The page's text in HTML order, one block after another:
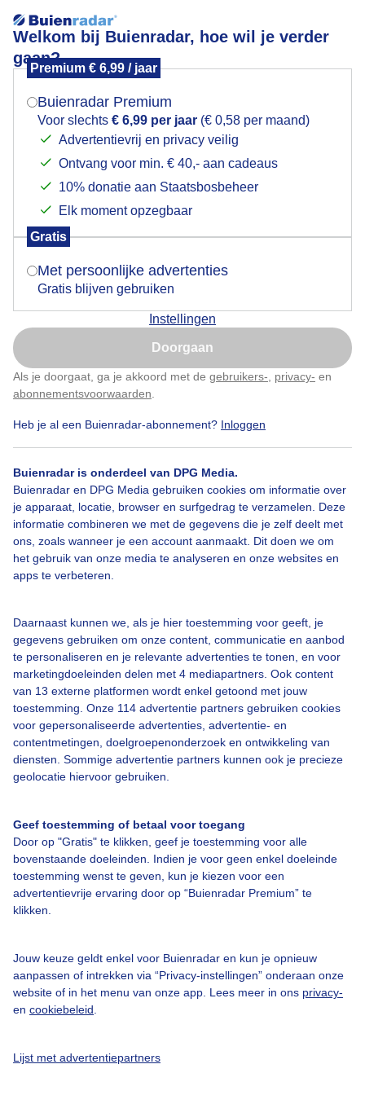
Welkom bij Buienradar, hoe wil je verder
gaan?
Premium € 6,99 / jaar
Buienradar Premium
Voor slechts € 6,99 per jaar (€ 0,58 per maand)
Advertentievrij en privacy veilig
Ontvang voor min. € 40,- aan cadeaus
10% donatie aan Staatsbosbeheer
Elk moment opzegbaar
Gratis
Met persoonlijke advertenties
Gratis blijven gebruiken
Instellingen
Doorgaan
Als je doorgaat, ga je akkoord met de gebruikers- privacy- en
abonnementsvoorwaarden
Heb je al een Buienradar-abonnement? Inloggen
Buienradar is onderdeel van DPG Media.
Buienradar en DPG Media gebruiken cookies om informatie over
je apparaat, locatie, browser en surfgedrag te verzamelen. Deze
informatie combineren we met de gegevens die je zelf deelt met
ons, zoals wanneer je een account aanmaakt. Dit doen we om
het gebruik van onze media te analyseren en onze websites en
apps te verbeteren.
Daarnaast kunnen we, als je hier toestemming voor geeft, je
gegevens gebruiken om onze content, communicatie en aanbod
te personaliseren en je relevante advertenties te tonen, en voor
marketingdoeleinden delen met 4 mediapartners. Ook content
van 13 externe platformen wordt enkel getoond met jouw
toestemming. Onze 114 advertentie partners gebruiken cookies
voor gepersonaliseerde advertenties, advertentie- en
contentmetingen, doelgroepenonderzoek en ontwikkeling van
diensten. Sommige advertentie partners kunnen ook je precieze
geolocatie hiervoor gebruiken.
Geef toestemming of betaal voor toegang
Door op "Gratis" te klikken, geef je toestemming voor alle
bovenstaande doeleinden. Indien je voor geen enkel doeleinde
toestemming wenst te geven, kun je kiezen voor een
advertentievrije ervaring door op “Buienradar Premium” te
klikken.
Jouw keuze geldt enkel voor Buienradar en kun je opnieuw
aanpassen of intrekken via “Privacy-instellingen” onderaan onze
website of in het menu van onze app. Lees meer in ons privacy-
en cookiebeleid
Lijst met advertentiepartners
Vakantie de eerste week
mee voor de eerste vakantieweek
Door: Henk Straatman
Bekijk slideshow
Een moment geduld aub...
Over Buienradar
Contact
Toegankelijkheid
Gebruikersvoorwaarden
Buienradar Team
Privacy beleid
Cookie beleid
Gratis weerdata
Mogen we je locatie gebruiken voor het
Indien je hier nog geen akkoord op hebt gegeven,
verschijnt er zo een pop-up uit je browser waarin
Is goed, toon de popup
Nu niet, misschien later
Klik hierom dit aan te passen